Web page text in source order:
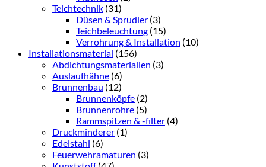
Teichtechnik (31)
Düsen & Sprudler (3)
Teichbeleuchtung (15)
Verrohrung & Installation (10)
Installationsmaterial (156)
Abdichtungsmaterialien (3)
Auslaufhähne (6)
Brunnenbau (12)
Brunnenköpfe (2)
Brunnenrohre (5)
Rammspitzen & -filter (4)
Druckminderer (1)
Edelstahl (6)
Feuerwehramaturen (3)